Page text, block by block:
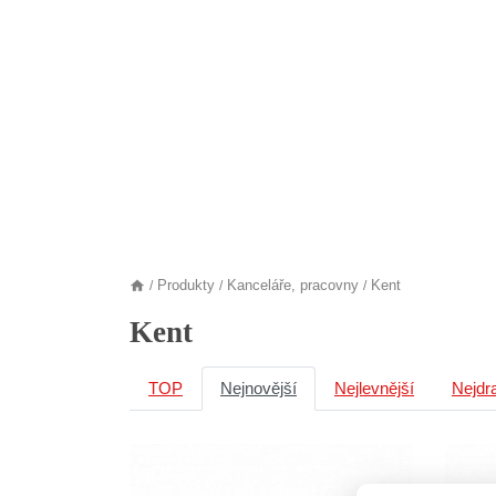
/ Produkty / Kanceláře, pracovny / Kent
Kent
TOP Nejnovější Nejlevnější